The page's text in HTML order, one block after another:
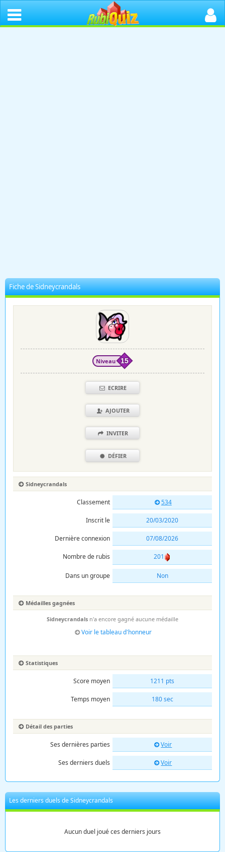
Fiche de Sidneycrandals
Niveau 15
ECRIRE
AJOUTER
INVITER
DÉFIER
Sidneycrandals
Classement 534
Inscrit le 20/03/2020
Dernière connexion 07/08/2026
Nombre de rubis 201
Dans un groupe Non
Médailles gagnées
Sidneycrandals n'a encore gagné aucune médaille
Voir le tableau d'honneur
Statistiques
Score moyen 1211 pts
Temps moyen 180 sec
Détail des parties
Ses dernières parties Voir
Ses derniers duels Voir
Les derniers duels de Sidneycrandals
Aucun duel joué ces derniers jours